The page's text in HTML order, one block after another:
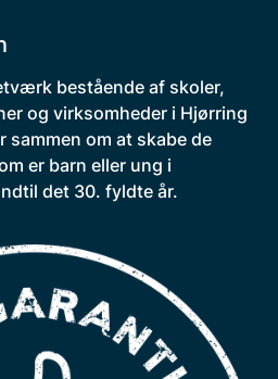
bestående af skoler,
og virksomheder i Hjørring
sammen om at skabe de
er barn eller ung i
det 30. fyldte år.